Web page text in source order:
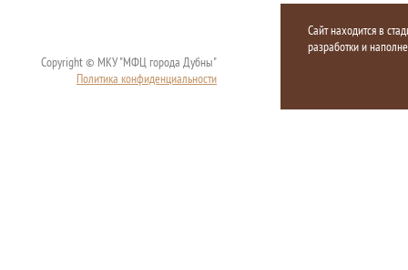
Copyright © МКУ "МФЦ города Дубны"
Политика конфиденциальности
Сайт находится в
разработки и